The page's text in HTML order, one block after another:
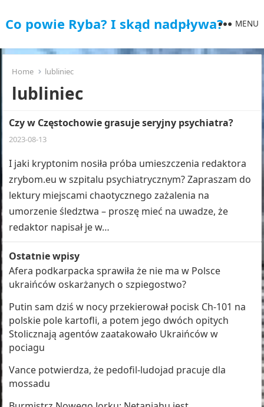
Co powie Ryba? I skąd nadpływa? MENU
Home lubliniec
lubliniec
Czy w Częstochowie grasuje seryjny psychiatra?
2023-08-13
I jaki kryptonim nosiła próba umieszczenia redaktora
zrybom.eu w szpitalu psychiatrycznym? Zapraszam do
lektury miejscami chaotycznego zażalenia na
umorzenie śledztwa – proszę mieć na uwadze, że
redaktor napisał je w…
Ostatnie wpisy
Afera podkarpacka sprawiła że nie ma w Polsce
ukraińców oskarżanych o szpiegostwo?
Putin sam dziś w nocy przekierował pocisk Ch-101 na
polskie pole kartofli, a potem jego dwóch opitych
Stolicznają agentów zaatakowało Ukraińców w
pociagu
Vance potwierdza, że pedofil-ludojad pracuje dla
mossadu